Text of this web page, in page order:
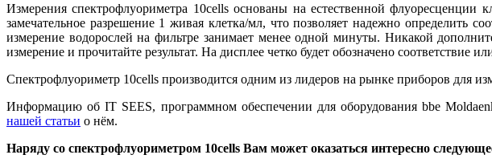
Измерения спектрофлуориметра 10cells основаны на естественной
замечательное разрешение 1 живая клетка/мл, что позволяет надежно
измерение водорослей на фильтре занимает менее одной минуты. Никакой
измерение и прочитайте результат. На дисплее четко будет обозначено соответствие
Спектрофлуориметр 10cells производится одним из лидеров на рынке приборов для
Информацию об IT SEES, программном обеспечении для оборудования bbe
нашей статьи о нём.
Наряду со спектрофлуориметром 10cells Вам может оказаться интересно